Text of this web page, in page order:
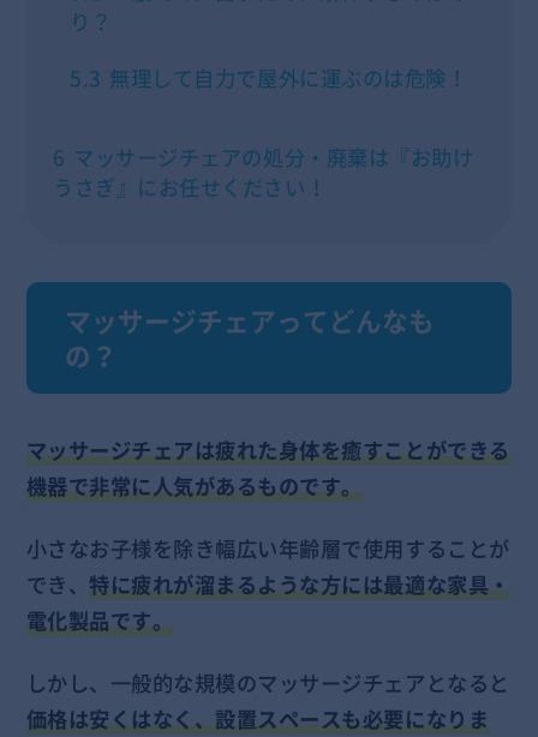
り？
5.3 無理して自力で屋外に運ぶのは危険！
6 マッサージチェアの処分・廃棄は『お助け
うさぎ』にお任せください！
マッサージチェアってどんなも
の？
マッサージチェアは疲れた身体を癒すことができる
機器で非常に人気があるものです。
小さなお子様を除き幅広い年齢層で使用することが
でき、特に疲れが溜まるような方には最適な家具・
電化製品です。
しかし、一般的な規模のマッサージチェアとなると
価格は安くはなく、設置スペースも必要になりま